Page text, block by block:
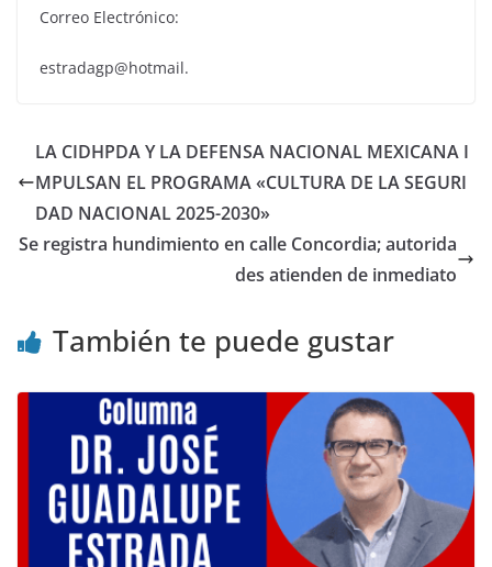
Correo Electrónico:
estradagp@hotmail.
LA CIDHPDA Y LA DEFENSA NACIONAL MEXICANA I
MPULSAN EL PROGRAMA «CULTURA DE LA SEGURI
DAD NACIONAL 2025-2030»
Se registra hundimiento en calle Concordia; autorida
des atienden de inmediato
También te puede gustar